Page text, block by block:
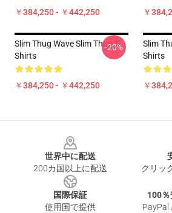
￥384,250 - ￥442,250 ￥
Slim Thug Wave Slim Thug T-
Shirts
￥384,250 - ￥442,250
-20%
Slim
Shirts
￥
世界中に配送
200カ国以上に配送
クリッ
国際保証
使用国で提供
100％
PayPal